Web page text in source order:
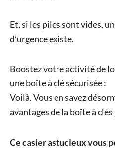
Et, si les piles sont vides,
d’urgence existe.
Boostez votre activité de
une boîte à clé sécurisée :
Voilà. Vous en savez
avantages de la boîte à
Ce casier astucieux vous